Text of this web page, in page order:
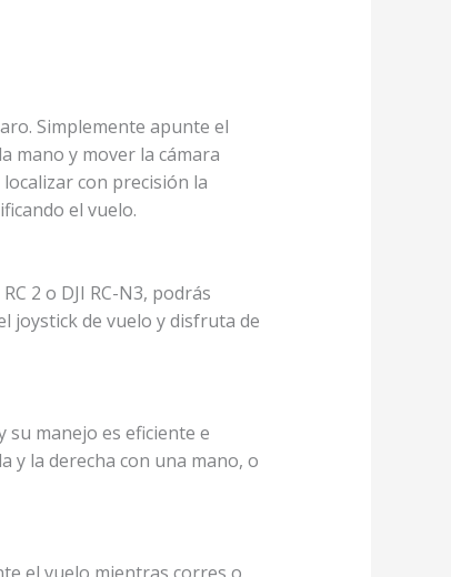
Simplemente apunte el
mano y mover la cámara
con precisión la
el vuelo.
2 o DJI RC-N3, podrás
joystick de vuelo y disfruta de
su manejo es eficiente e
y la derecha con una mano, o
el vuelo mientras corres o